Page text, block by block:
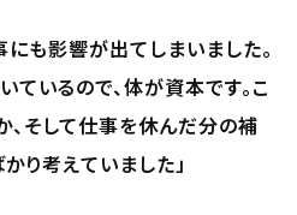
にも影響が出てしまいました。
いるので、体が資本です。こ
、そして仕事を休んだ分の補
り考えていました」